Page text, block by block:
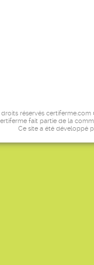
droits réservés certiferme.com
fait partie de la
Ce site a été développé